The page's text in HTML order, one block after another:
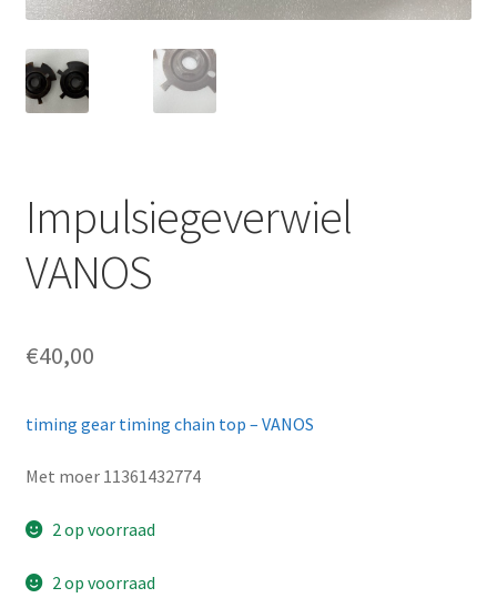
Impulsiegeverwiel
VANOS
€40,00
timing gear timing chain top – VANOS
Met moer 11361432774
2 op voorraad
2 op voorraad